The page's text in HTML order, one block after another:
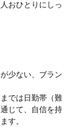
おひとりにしっ
少ない、ブラン
では日勤帯（難
じて、自信を持
す。